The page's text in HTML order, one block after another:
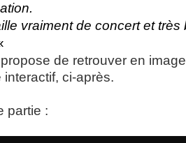
vraiment de concert et très
de retrouver en
interactif, ci-après.
partie :